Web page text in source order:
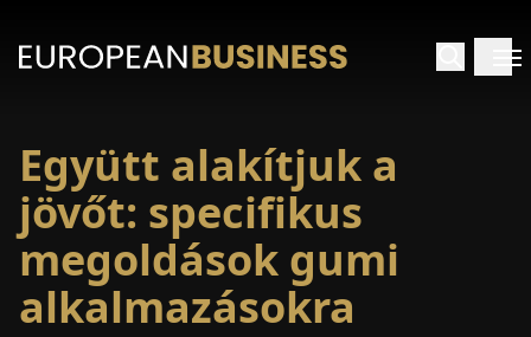
Együtt alakítjuk a
jövőt: specifikus
megoldások gumi
alkalmazásokra